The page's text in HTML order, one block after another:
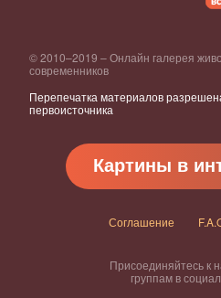
© 2010–2019 – Онлайн галерея
современников
Перепечатка материалов
первоисточника
Картины в
Соглашение
Присоединяйтесь к
группам в